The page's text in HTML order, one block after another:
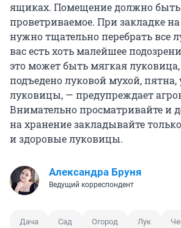
ящиках. Помещение должно быть
проветриваемое. При закладке
нужно тщательно перебрать все
вас есть хоть малейшее
это может быть мягкая
подъедено луковой мухой, пятна,
луковицы, — предупреждает
Внимательно просматривайте и
на хранение закладывайте
и здоровые луковицы.
Александра Бруня
Ведущий корреспондент
Дача Сад Огород Лук